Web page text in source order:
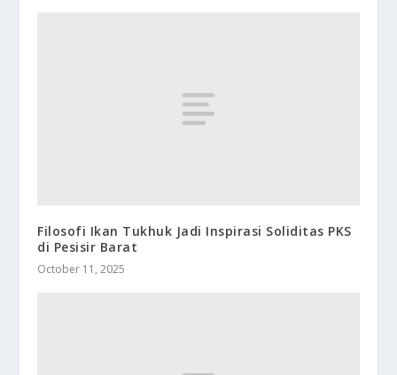
Filosofi Ikan Tukhuk Jadi Inspirasi Soliditas PKS
di Pesisir Barat
October 11, 2025